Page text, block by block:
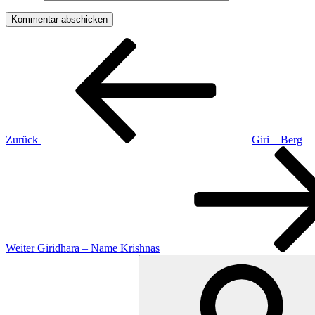
Beitragsnavigation
Zurück
Giri – Berg
Weiter Giridhara – Name Krishnas